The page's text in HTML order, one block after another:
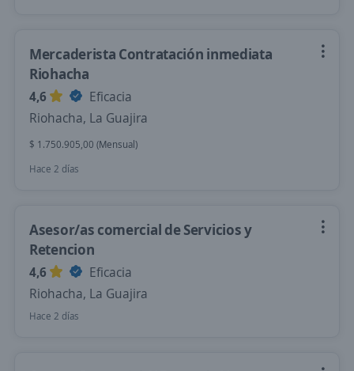
Mercaderista Contratación inmediata
Riohacha
4,6
Eficacia
Riohacha, La Guajira
$ 1.750.905,00 (Mensual)
Hace 2 días
Asesor/as comercial de Servicios y
Retencion
4,6
Eficacia
Riohacha, La Guajira
Hace 2 días